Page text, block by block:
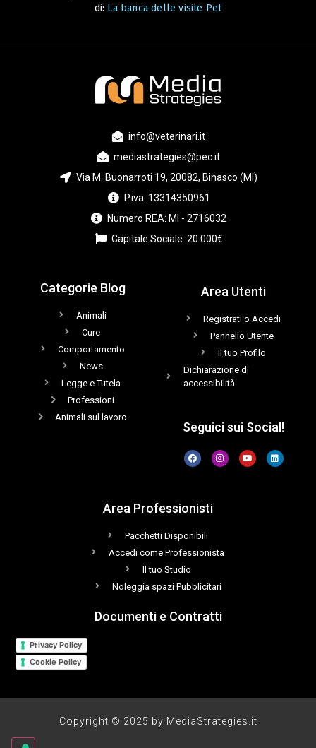
di: La banca delle visite Pet
info@veterinari.it
mediastrategies@pec.it
Via M. Buonarroti 19, 20082, Binasco (MI)
P.iva: 13314350961
Numero REA: MI - 2716032
Capitale Sociale: 20.000€
Categorie Blog
Animali
Cure
Comportamento
News
Legge e Tutela
Professioni
Animali sul lavoro
Area Utenti
Registrati o Accedi
Pannello Utente
Il tuo Profilo
Dichiarazione di
accessibilità
Seguici sui Social!
Area Professionisti
Pacchetti Disponibili
Accedi come Professionista
Il tuo Studio
Noleggia spazi Pubblicitari
Documenti e Contratti
Privacy Policy
Cookie Policy
Copyright © 2025 by MediaStrategies.it